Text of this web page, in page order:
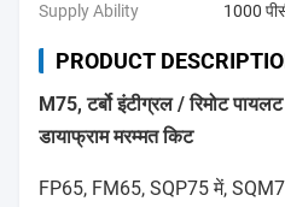
Supply Ability 1000
PRODUCT
M75, टर्बो इंटीग्रल / रिमोट
डायाफ्राम मरम्मत किट
FP65, FM65, SQP75 में,